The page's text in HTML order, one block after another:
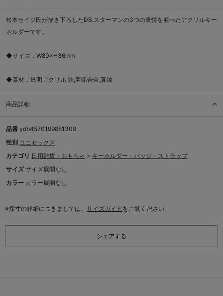
松本セイジ氏が描き下ろしたDB.スターマンの3つの表情を並べたアクリルキー
ホルダーです。
◆サイズ：W80×H36mm
◆素材：透明アクリル,鉄,亜鉛合金,真鍮
商品詳細
品番 ydb4570199881309
性別 ユニセックス
カテゴリ 日用雑貨・おもちゃ > キーホルダー・バッジ・ストラップ
サイズ サイズ展開なし
カラー カラー展開なし
※採寸の詳細につきましては、 サイズガイドをご覧ください。
シェアする